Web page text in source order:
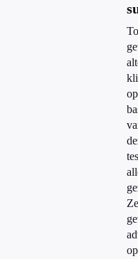
op
Ze
op